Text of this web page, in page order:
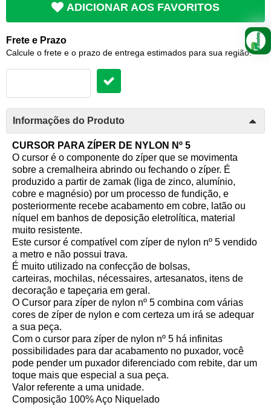
ADICIONAR AOS FAVORITOS
Frete e Prazo
Calcule o frete e o prazo de entrega estimados para sua região:
Informações do Produto
CURSOR PARA ZÍPER DE NYLON Nº 5
O cursor é o componente do zíper que se movimenta
sobre a cremalheira abrindo ou fechando o zíper. É
produzido a partir de zamak (liga de zinco, alumínio,
cobre e magnésio) por um processo de fundição, e
posteriormente recebe acabamento em cobre, latão ou
níquel em banhos de deposição eletrolítica, material
muito resistente.
Este cursor é compatível com zíper de nylon nº 5 vendido
a metro e não possui trava.
É muito utilizado na confecção de bolsas,
carteiras, mochilas, nécessaires, artesanatos, itens de
decoração e tapeçaria em geral.
O Cursor para zíper de nylon nº 5 combina com várias
cores de zíper de nylon e com certeza um irá se adequar
a sua peça.
Com o cursor para zíper de nylon nº 5 há infinitas
possibilidades para dar acabamento no puxador, você
pode pender um puxador diferenciado com rebite, dar um
toque mais que especial a sua peça.
Valor referente a uma unidade.
Composição 100% Aço Niquelado